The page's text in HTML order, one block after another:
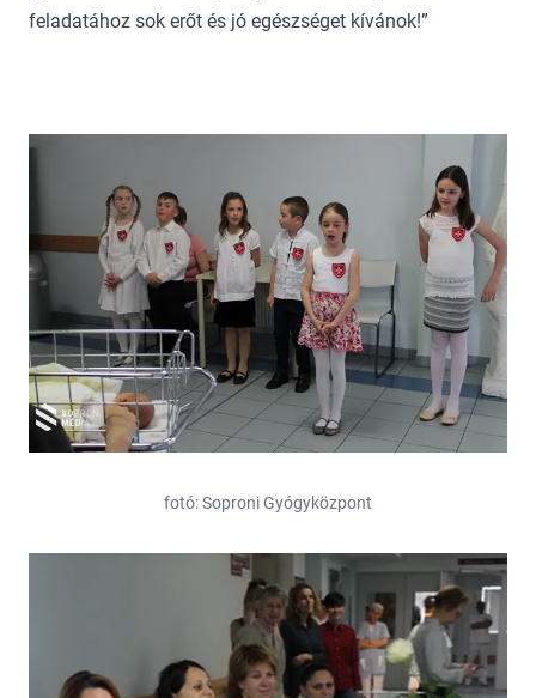
feladatához sok erőt és jó egészséget kívánok!”
fotó: Soproni Gyógyközpont